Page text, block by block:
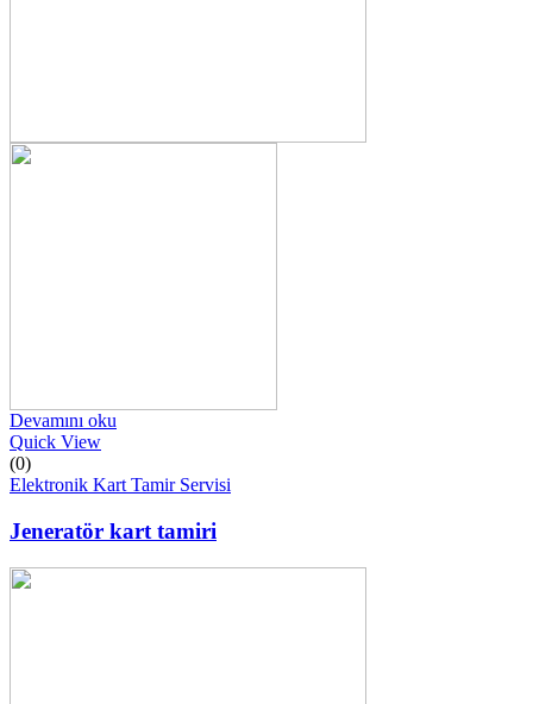
Devamını oku
Quick View
(0)
Elektronik Kart Tamir Servisi
Jeneratör kart tamiri